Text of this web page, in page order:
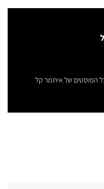
הפוסטים של איתמר קל